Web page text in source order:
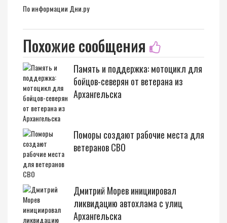
По информации Дни.ру
Похожие сообщения
Память и поддержка: мотоцикл для
бойцов-северян от ветерана из
Архангельска
Поморы создают рабочие места для
ветеранов СВО
Дмитрий Морев инициировал
ликвидацию автохлама с улиц
Архангельска